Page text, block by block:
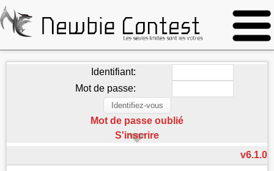
Identifiant:
Mot de passe:
Mot de passe oublié
S'inscrire
v6.1.0